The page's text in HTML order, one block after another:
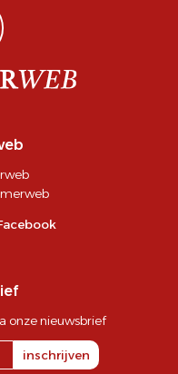
onze nieuwsbrief
inschrijven